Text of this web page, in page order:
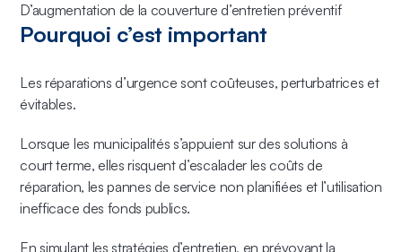
D’augmentation de la couverture d’entretien préventif
Pourquoi c’est important
Les réparations d’urgence sont coûteuses, perturbatrices et
évitables.
Lorsque les municipalités s’appuient sur des solutions à
court terme, elles risquent d’escalader les coûts de
réparation, les pannes de service non planifiées et l’utilisation
inefficace des fonds publics.
En simulant les stratégies d’entretien, en prévoyant la